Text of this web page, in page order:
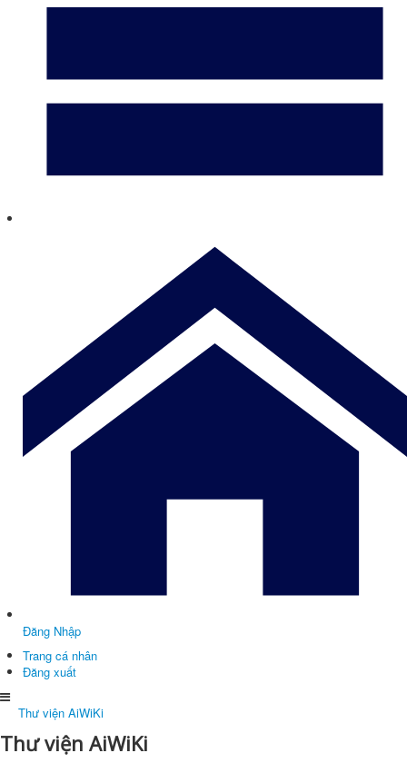
Đăng Nhập
Trang cá nhân
Đăng xuất
Thư viện AiWiKi
Thư viện AiWiKi